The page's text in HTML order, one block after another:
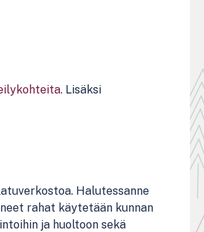
Lisäksi
Halutessanne
rahat käytetään kunnan
ja huoltoon sekä